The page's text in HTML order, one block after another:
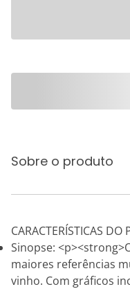
Sobre o produto
CARACTERÍSTICAS DO
Sinopse:
maiores referências
vinho. Com gráficos